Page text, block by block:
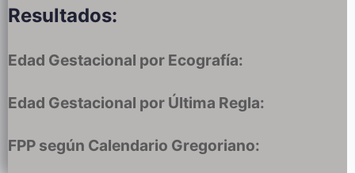
Resultados:
Edad Gestacional por Ecografía:
Edad Gestacional por Última Regla:
FPP según Calendario Gregoriano: